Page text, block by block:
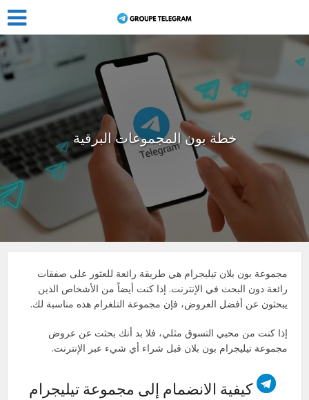
خطة بون المجموعات البرقية
مجموعة بون بلان تيليجرام هي طريقة رائعة للعثور على صفقات
رائعة دون البحث في الإنترنت. إذا كنت أيضاً من الأشخاص الذين
يبحثون عن أفضل العروض، فإن مجموعة التلغرام هذه مناسبة لك.
إذا كنت من محبي التسوق مثلي، فلا بد أنك بحثت عن عروض
مجموعة تيليجرام بون بلان قبل شراء أي شيء عبر الإنترنت.
كيفية الانضمام إلى مجموعة تيليجرام